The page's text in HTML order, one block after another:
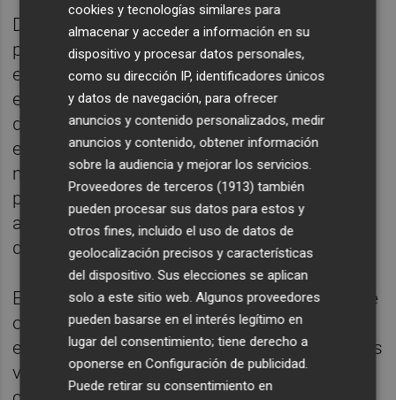
De acuerdo con la edil, "en definitiva,
presupuesto a presupuesto, bajando desde
el primer año los impuestos que el anterior
equipo de gobierno subió, reduciendo la
deuda, y con la ejecución que quedará
evidenciada al final del ejercicio, vamos
mejorando números y revirtiendo las
políticas de pasividad, que durante ocho
años no atajaron los verdaderos problemas
de los ciudadanos".
En esta línea, ha citado como ejemplo lo que
ocurrió "con la vivienda asequible, que
entregaron 14 llaves en ocho años, lo que los
valencianos no vamos a olvidar aunque, con
cookies y tecnologías similares para
almacenar y acceder a información en su
dispositivo y procesar datos personales,
como su dirección IP, identificadores únicos
y datos de navegación, para ofrecer
anuncios y contenido personalizados, medir
anuncios y contenido, obtener información
sobre la audiencia y mejorar los servicios.
Proveedores de terceros (1913) también
pueden procesar sus datos para estos y
otros fines, incluido el uso de datos de
geolocalización precisos y características
del dispositivo. Sus elecciones se aplican
solo a este sitio web. Algunos proveedores
pueden basarse en el interés legítimo en
lugar del consentimiento; tiene derecho a
oponerse enConfiguración de publicidad
Puede retirar su consentimiento en